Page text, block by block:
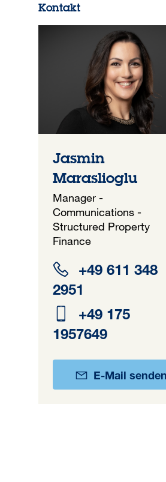
Kontakt
Jasmin
Maraslioglu
Manager -
Communications -
Structured Property
Finance
+49 611 348
2951
+49 175
1957649
E-Mail senden